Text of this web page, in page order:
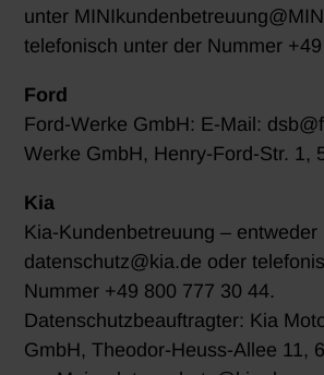
unter
telefonisch unter der Nummer
Ford
Ford-Werke GmbH: E-Mail:
Werke GmbH, Henry-Ford-Str. 1,
Kia
Kia-Kundenbetreuung –
datenschutz@kia.de oder
Nummer +49 800 777 30 44.
Datenschutzbeauftragter: Kia
GmbH, Theodor-Heuss-Allee 11,